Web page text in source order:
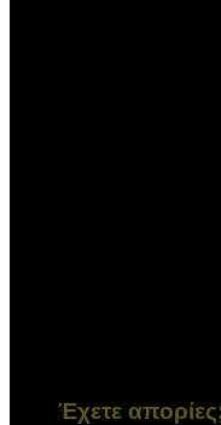
Έχετε